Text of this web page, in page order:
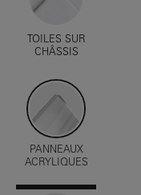
TOILES SUR
CHÂSSIS
PANNEAUX
ACRYLIQUES